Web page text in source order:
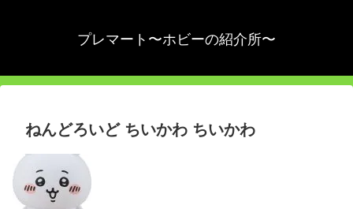
プレマート〜ホビーの紹介所〜
ねんどろいど ちいかわ ちいかわ